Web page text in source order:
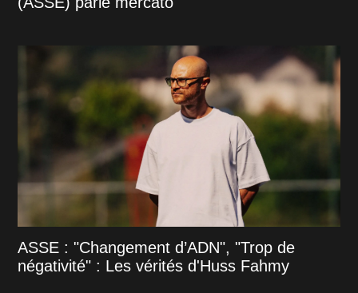
ASSE : "Changement d’ADN", "Trop de
négativité" : Les vérités d'Huss Fahmy